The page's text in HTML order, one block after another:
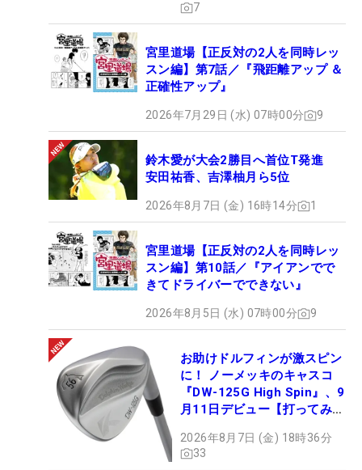
7
宮里道場【正反対の2人を同時レッ
スン編】第7話／『飛距離アップ ＆
正確性アップ』
2026年7月29日 (水) 07時00分 9
鈴木愛が大会2勝目へ首位T発進
安田祐香、吉澤柚月ら5位
2026年8月7日 (金) 16時14分 1
宮里道場【正反対の2人を同時レッ
スン編】第10話／『アイアンでで
きてドライバーでできない』
2026年8月5日 (水) 07時00分 9
お助けドルフィンが激スピン
に！ ノーメッキのキャスコ
『DW-125G High Spin』、9
月11日デビュー【打ってみ
2026年8月7日 (金) 18時36分
33